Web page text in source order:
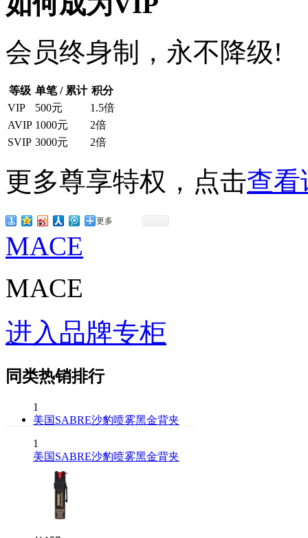
会员终身制，永不降级!
等级 单笔 / 累计 积分
VIP
500元
1.5倍
AVIP 1000元
2倍
SVIP 3000元 2倍
更多尊享特权，点击查看
更多
MACE
MACE
进入品牌专柜
同类热销排行
1
美国SABRE沙豹喷雾黑金背夹
1
美国SABRE沙豹喷雾黑金背夹